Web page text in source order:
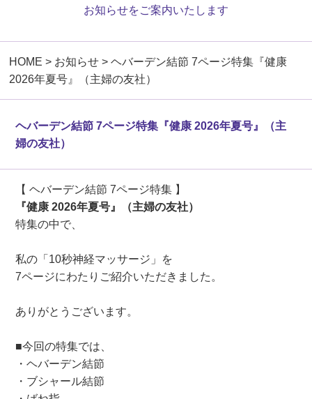
お知らせをご案内いたします
HOME > お知らせ >ヘバーデン結節 7ページ特集『健康
2026年夏号』（主婦の友社）
ヘバーデン結節 7ページ特集『健康 2026年夏号』（主
婦の友社）
【 ヘバーデン結節 7ページ特集 】
『健康 2026年夏号』（主婦の友社）
特集の中で、
私の「10秒神経マッサージ」を
7ページにわたりご紹介いただきました。
ありがとうございます。
■今回の特集では、
・ヘバーデン結節
・ブシャール結節